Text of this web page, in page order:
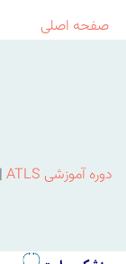
صفحه اصلی
دوره آموزشی ATLS |